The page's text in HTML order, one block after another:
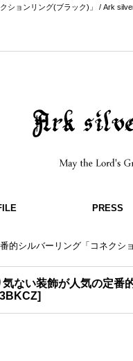
ションリング(ブラック)」 / Ark
PRESS
的シルバーリング「コネクシ
気ない装飾が人気の定番
]